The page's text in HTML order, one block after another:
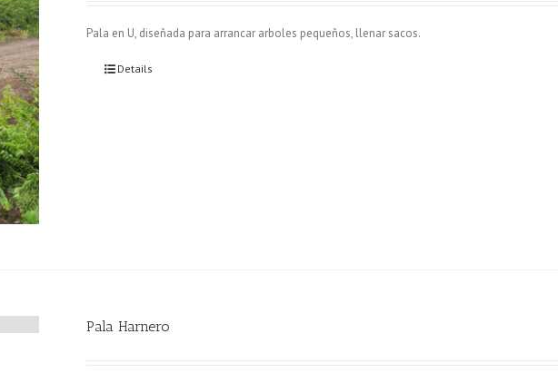
Pala en U, diseñada para arrancar arboles pequeños, llenar sacos.
Details
Pala Harnero